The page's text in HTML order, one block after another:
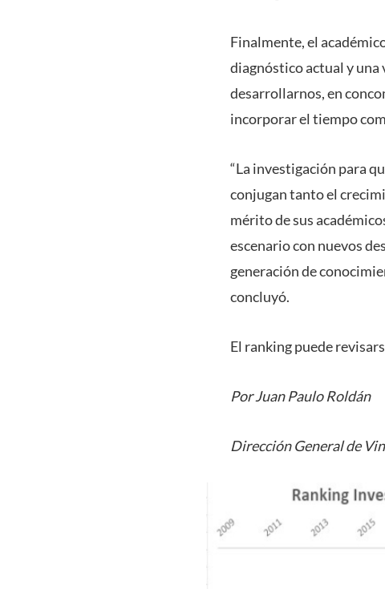
Finalmente, el
diagnóstico actual y una
desarrollarnos, en
incorporar el tiempo
“La investigación para
conjugan tanto el
mérito de sus
escenario con nuevos
generación de
concluyó.
El ranking puede
Por Juan Paulo Roldán
Dirección General de